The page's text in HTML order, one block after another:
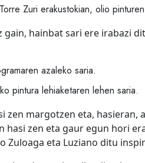
Zuri erakustokian, olio
gain, hainbat sari ere irabazi
azaleko saria.
pintura lehiaketaren lehen saria.
zen margotzen eta, hasieran,
hasi zen eta gaur egun hori
Zuloaga eta Luziano ditu